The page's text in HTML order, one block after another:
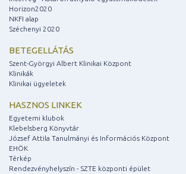
Horizon2020
NKFI alap
Széchenyi 2020
BETEGELLÁTÁS
Szent-Györgyi Albert Klinikai Központ
Klinikák
Klinikai ügyeletek
HASZNOS LINKEK
Egyetemi klubok
Klebelsberg Könyvtár
József Attila Tanulmányi és Információs Központ
EHÖK
Térkép
Rendezvényhelyszín - SZTE központi épület